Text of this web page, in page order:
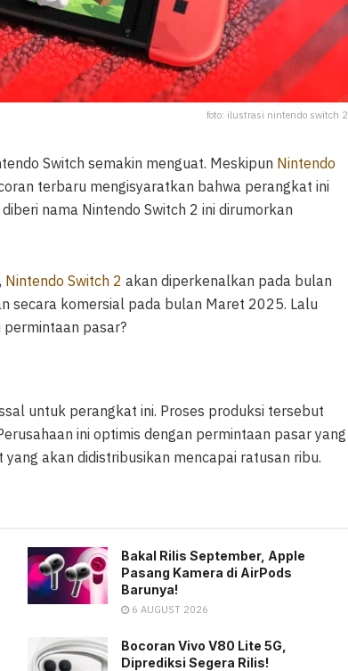
foto: ilustrasi nintendo switch 2
Switch semakin menguat. Meskipun Nintendo
terbaru mengisyaratkan bahwa perangkat ini
nama Nintendo Switch 2 ini dirumorkan
Nintendo Switch 2 akan diperkenalkan pada bulan
secara komersial pada bulan Maret 2025. Lalu
pasar?
untuk perangkat ini. Proses produksi tersebut
ini optimis dengan permintaan pasar yang
akan didistribusikan mencapai ratusan ribu.
Bakal Rilis September, Apple
Pasang Kamera di AirPods
Barunya!
6 AUGUST 2026
Bocoran Vivo V80 Lite 5G,
Diprediksi Segera Rilis!